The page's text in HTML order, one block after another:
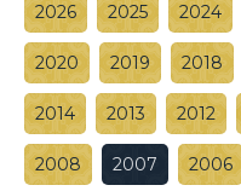
2026 2025 2024
2020 2019 2018
2014 2013 2012
2008 2007 2006